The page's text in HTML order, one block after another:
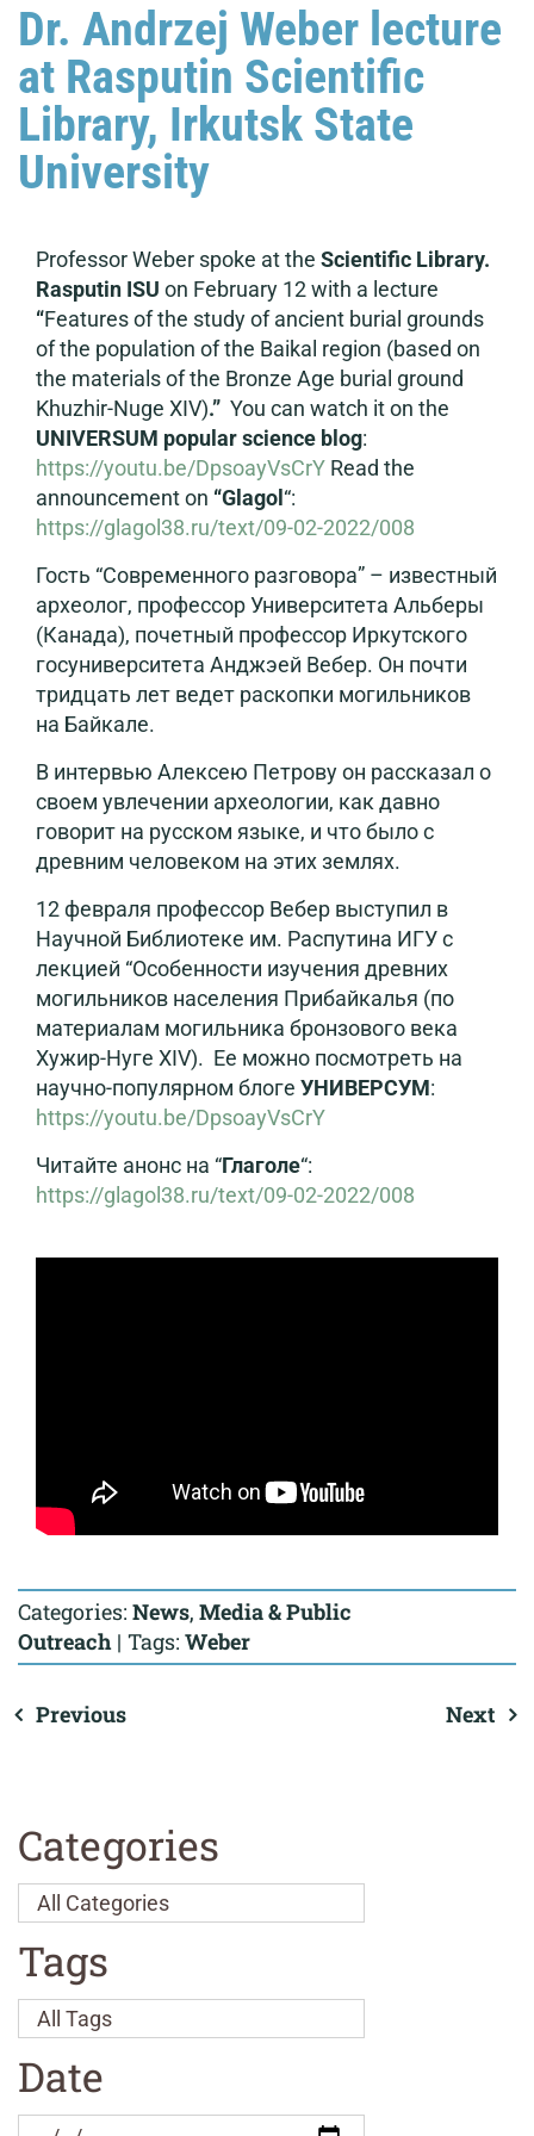
Dr. Andrzej Weber lecture
at Rasputin Scientific
Library, Irkutsk State
University
Professor Weber spoke at the Scientific Library.
Rasputin ISU on February 12 with a lecture
“Features of the study of ancient burial grounds
of the population of the Baikal region (based on
the materials of the Bronze Age burial ground
Khuzhir-Nuge XIV).” You can watch it on the
UNIVERSUM popular science blog:
https://youtu.be/DpsoayVsCrY Read the
announcement on “Glagol “:
https://glagol38.ru/text/09-02-2022/008
Гость “Современного разговора” – известный
археолог, профессор Университета Альберы
(Канада), почетный профессор Иркутского
госуниверситета Анджэей Вебер. Он почти
тридцать лет ведет раскопки могильников
на Байкале.
В интервью Алексею Петрову он рассказал о
своем увлечении археологии, как давно
говорит на русском языке, и что было с
древним человеком на этих землях.
12 февраля профессор Вебер выступил в
Научной Библиотеке им. Распутина ИГУ с
лекцией “Особенности изучения древних
могильников населения Прибайкалья (по
материалам могильника бронзового века
Хужир-Нуге XIV). Ее можно посмотреть на
научно-популярном блоге УНИВЕРСУМ:
https://youtu.be/DpsoayVsCrY
Читайте анонс на “Глаголе“:
https://glagol38.ru/text/09-02-2022/008
Categories: News, Media & Public
Outreach | Tags: Weber
Previous Next
Categories
Tags
Date